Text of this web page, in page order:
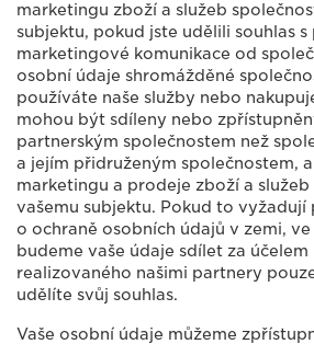
marketingu zboží a služeb
subjektu, pokud jste udělili souhlas
marketingové komunikace od
osobní údaje shromážděné
používáte naše služby nebo
mohou být sdíleny nebo
partnerským společnostem než
a jejím přidruženým společnostem,
marketingu a prodeje zboží a
vašemu subjektu. Pokud to vyžadují
o ochraně osobních údajů v zemi,
budeme vaše údaje sdílet za
realizovaného našimi partnery
udělíte svůj souhlas.
Vaše osobní údaje můžeme